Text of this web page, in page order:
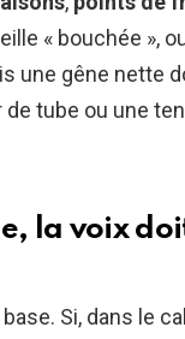
« bouchée »,
une gêne nette
tube ou une
la voix
Si, dans le